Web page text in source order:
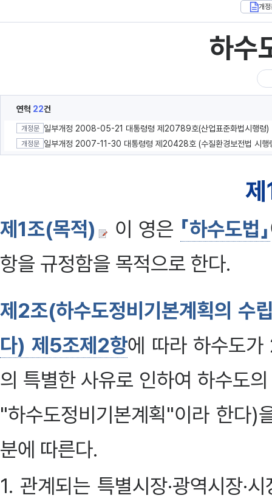
개정
하수
연혁 22건
개정문 일부개정 2008-05-21 대통령령 제20789호(산업표준화법시행령)
개정문 일부개정 2007-11-30 대통령령 제20428호 (수질환경보전법 시행
제1조(목적) 이 영은 「하수도법」
항을 규정함을 목적으로 한다.
제2조(하수도정비기본계획의 수
다) 제5조제2항에 따라 하수도
의 특별한 사유로 인하여 하수도
"하수도정비기본계획"이라 한다
분에 따른다.
1. 관계되는 특별시장·광역시장·